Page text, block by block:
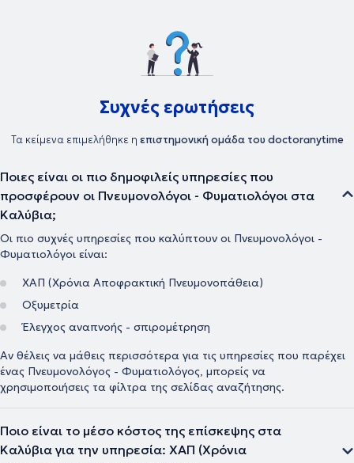
Συχνές ερωτήσεις
Τα κείμενα επιμελήθηκε η επιστημονική ομάδα του doctoranytime
Ποιες είναι οι πιο δημοφιλείς υπηρεσίες που
προσφέρουν οι Πνευμονολόγοι - Φυματιολόγοι στα
Καλύβια;
Οι πιο συχνές υπηρεσίες που καλύπτουν οι Πνευμονολόγοι -
Φυματιολόγοι είναι:
ΧΑΠ (Χρόνια Αποφρακτική Πνευμονοπάθεια)
Οξυμετρία
Έλεγχος αναπνοής - σπιρομέτρηση
Αν θέλεις να μάθεις περισσότερα για τις υπηρεσίες που παρέχει
ένας Πνευμονολόγος - Φυματιολόγος, μπορείς να
χρησιμοποιήσεις τα φίλτρα της σελίδας αναζήτησης.
Ποιο είναι το μέσο κόστος της επίσκεψης στα
Καλύβια για την υπηρεσία: ΧΑΠ (Χρόνια